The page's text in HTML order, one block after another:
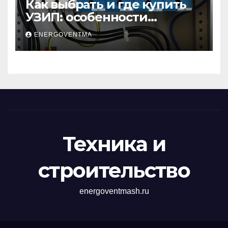
Как выбрать и где купить
УЗИП: особенности
устройств защиты от
импульсных
перенапряжений
ENERGOVENTMA
Техника и
строительство
energoventmash.ru